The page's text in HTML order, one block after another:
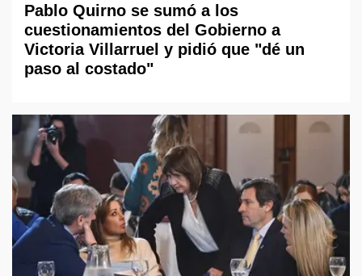
Pablo Quirno se sumó a los
cuestionamientos del Gobierno a
Victoria Villarruel y pidió que "dé un
paso al costado"